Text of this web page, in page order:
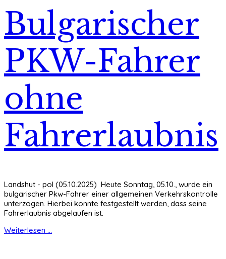
Bulgarischer
PKW-Fahrer
ohne
Fahrerlaubnis
Landshut - pol (05.10.2025) Heute Sonntag, 05.10., wurde ein
bulgarischer Pkw-Fahrer einer allgemeinen Verkehrskontrolle
unterzogen. Hierbei konnte festgestellt werden, dass seine
Fahrerlaubnis abgelaufen ist.
Weiterlesen ...